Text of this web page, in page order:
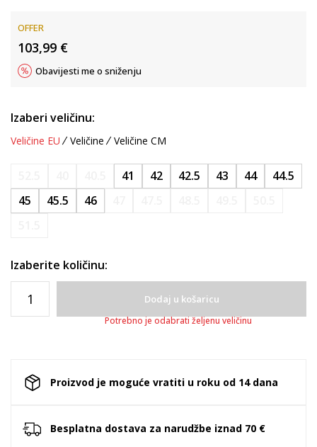
OFFER
103,99 €
Obavijesti me o sniženju
Izaberi veličinu:
Veličine EU Veličine Veličine CM
41 42 42.5 43 44
44.5
45
45.5 46
Izaberite količinu:
Dodaj u košaricu
Potrebno je odabrati željenu veličinu
Proizvod je moguće vratiti u roku od 14 dana
Besplatna dostava za narudžbe iznad 70 €